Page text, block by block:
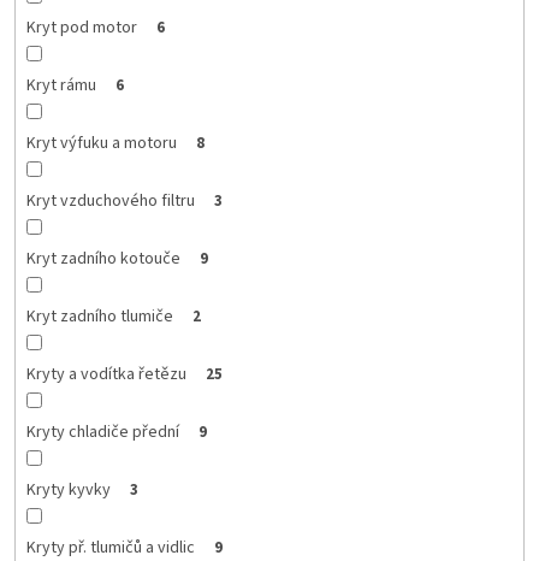
Kryt pod motor 6
Kryt rámu 6
Kryt výfuku a motoru 8
Kryt vzduchového filtru 3
Kryt zadního kotouče 9
Kryt zadního tlumiče 2
Kryty a vodítka řetězu 25
Kryty chladiče přední 9
Kryty kyvky 3
Kryty př. tlumičů a vidlic 9